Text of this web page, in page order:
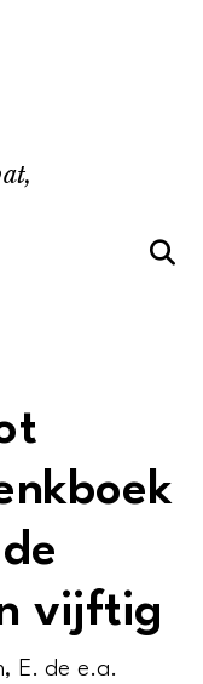
vijftig
E. de e.a.